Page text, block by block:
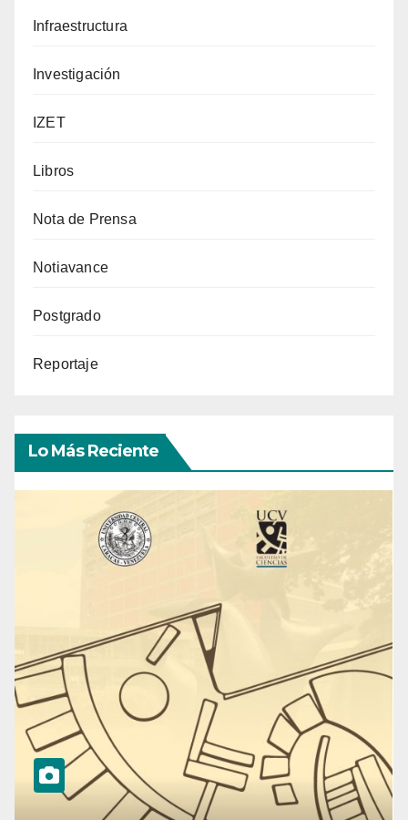
Infraestructura
Investigación
IZET
Libros
Nota de Prensa
Notiavance
Postgrado
Reportaje
Lo Más Reciente